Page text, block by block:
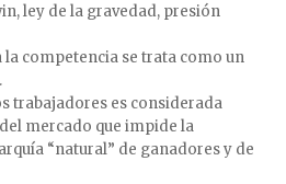
ley de la gravedad, presión
competencia se trata como un
trabajadores es considerada
mercado que impide la
“natural” de ganadores y de